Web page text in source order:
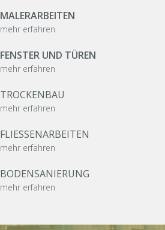
MALER­ARBEITEN
mehr erfahren
FENSTER UND TÜREN
mehr erfahren
TROCKENBAU
mehr erfahren
FLIESSEN­ARBEITEN
mehr erfahren
BODEN­SANIERUNG
mehr erfahren